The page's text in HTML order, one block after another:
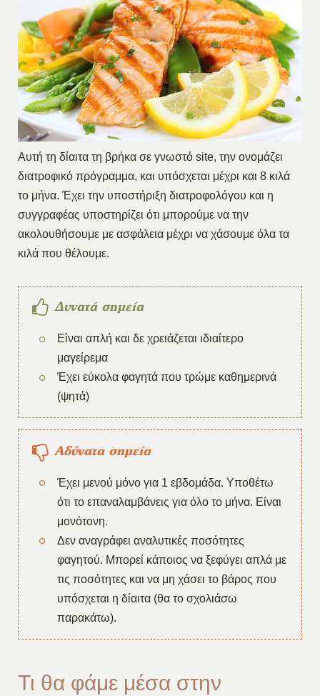
Αυτή τη δίαιτα τη βρήκα σε γνωστό site, την ονομάζει
διατροφικό πρόγραμμα, και υπόσχεται μέχρι και 8 κιλά
το μήνα. Έχει την υποστήριξη διατροφολόγου και η
συγγραφέας υποστηρίζει ότι μπορούμε να την
ακολουθήσουμε με ασφάλεια μέχρι να χάσουμε όλα τα
κιλά που θέλουμε.
Δυνατά σημεία
Είναι απλή και δε χρειάζεται ιδιαίτερο
μαγείρεμα
Έχει εύκολα φαγητά που τρώμε καθημερινά
(ψητά)
Αδύνατα σημεία
Έχει μενού μόνο για 1 εβδομάδα. Υποθέτω
ότι το επαναλαμβάνεις για όλο το μήνα. Είναι
μονότονη.
Δεν αναγράφει αναλυτικές ποσότητες
φαγητού. Μπορεί κάποιος να ξεφύγει απλά με
τις ποσότητες και να μη χάσει το βάρος που
υπόσχεται η δίαιτα (θα το σχολιάσω
παρακάτω).
Τι θα φάμε μέσα στην